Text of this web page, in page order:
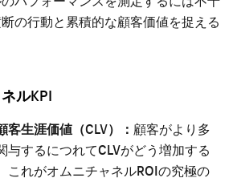
の行動と累積的な顧客価値を捉える
ルKPI
生涯価値（CLV）： 顧客がより多
与するにつれてCLVがどう増加する
これがオムニチャネルROIの究極の